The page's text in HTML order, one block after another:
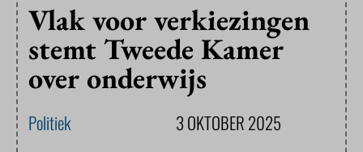
Vlak voor verkiezingen
stemt Tweede Kamer
over onderwijs
Politiek 3 OKTOBER 2025